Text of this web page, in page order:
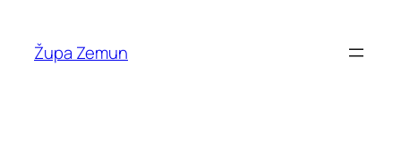
content
Župa Zemun